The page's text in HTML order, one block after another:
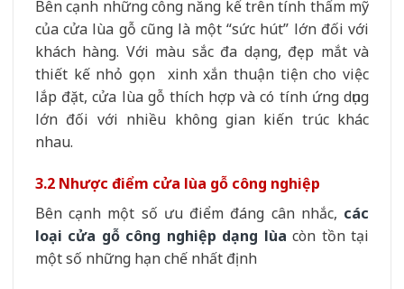
Bên cạnh những công năng kể trên tính thẩm mỹ
của cửa lùa gỗ cũng là một “sức hút” lớn đối với
khách hàng. Với màu sắc đa dạng, đẹp mắt và
thiết kế nhỏ gọn xinh xắn thuận tiện cho việc
lắp đặt, cửa lùa gỗ thích hợp và có tính ứng dụng
lớn đối với nhiều không gian kiến trúc khác
nhau.
3.2 Nhược điểm cửa lùa gỗ công nghiệp
Bên cạnh một số ưu điểm đáng cân nhắc, các
loại cửa gỗ công nghiệp dạng lùa còn tồn tại
một số những hạn chế nhất định